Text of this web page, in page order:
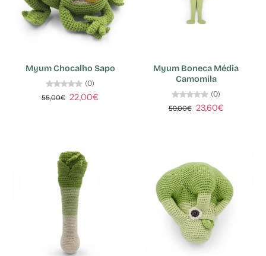
Myum Chocalho Sapo
(0)
55,00€ 22,00€
Myum Boneca Média
Camomila
(0)
59,00€ 23,60€